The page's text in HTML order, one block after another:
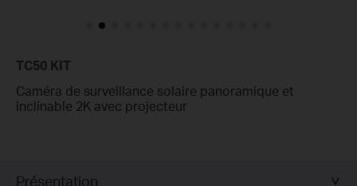
TC50 KIT
Caméra de surveillance solaire panoramique et
inclinable 2K avec projecteur
Présentation